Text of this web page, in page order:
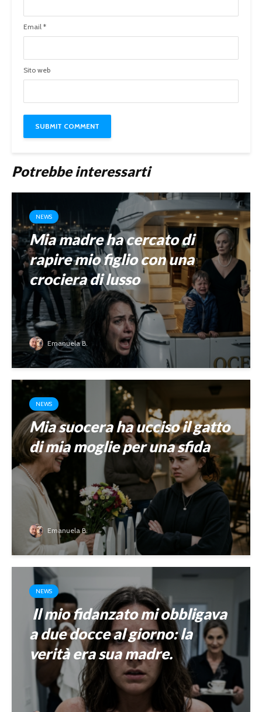
Email *
Sito web
Potrebbe interessarti
NEWS
Mia madre ha cercato di
rapire mio figlio con una
crociera di lusso
Emanuela B.
NEWS
Mia suocera ha ucciso il gatto
di mia moglie per una sfida
Emanuela B.
NEWS
Il mio fidanzato mi obbligava
a due docce al giorno: la
verità era sua madre.